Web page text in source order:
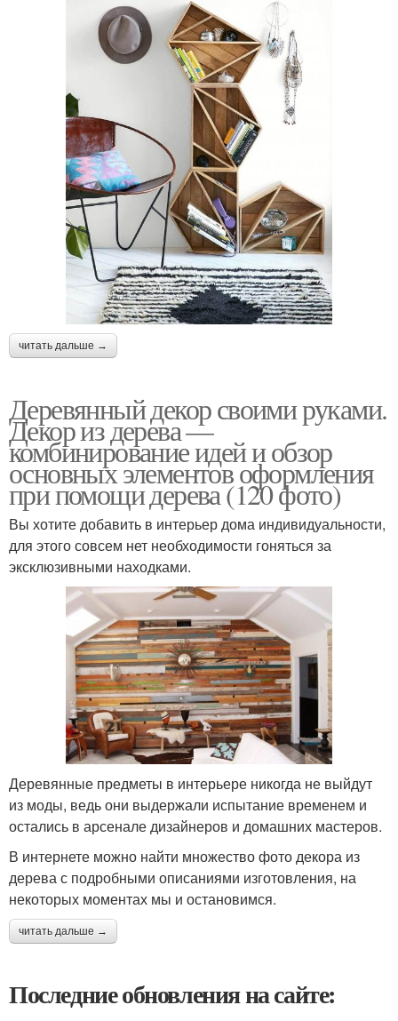
читать дальше →
Деревянный декор своими руками.
Декор из дерева —
комбинирование идей и обзор
основных элементов оформления
при помощи дерева (120 фото)
Вы хотите добавить в интерьер дома индивидуальности,
для этого совсем нет необходимости гоняться за
эксклюзивными находками.
Деревянные предметы в интерьере никогда не выйдут
из моды, ведь они выдержали испытание временем и
остались в арсенале дизайнеров и домашних мастеров.
В интернете можно найти множество фото декора из
дерева с подробными описаниями изготовления, на
некоторых моментах мы и остановимся.
читать дальше →
Последние обновления на сайте: